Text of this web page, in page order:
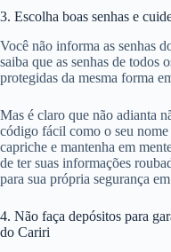
3. Escolha boas senhas e
Você não informa as senhas
saiba que as senhas de todos
protegidas da mesma forma
Mas é claro que não adianta
código fácil como o seu
capriche e mantenha em
de ter suas informações
para sua própria segurança
4. Não faça depósitos para
do Cariri